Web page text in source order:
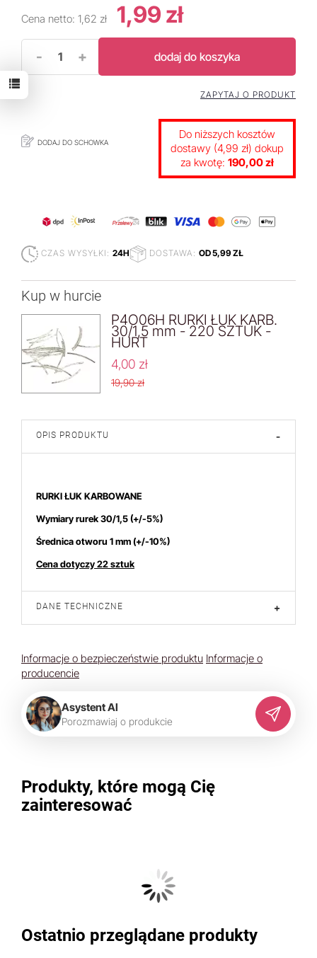
Cena netto: 1,62 zł 1,99 zł
- + dodaj do koszyka
DODAJ DO SCHOWKA
ZAPYTAJ O PRODUKT
Do niższych kosztów
dostawy (4,99 zł) dokup
za kwotę: 190,00 zł
CZAS WYSYŁKI: 24H DOSTAWA: OD 5,99 ZŁ
Kup w hurcie
P4O06H RURKI ŁUK KARB.
30/1,5 mm - 220 SZTUK -
HURT
4,00 zł
19,90 zł
OPIS PRODUKTU -
RURKI ŁUK KARBOWANE
Wymiary rurek 30/1,5(+/-5%)
Średnica otworu 1 mm (+/-10%)
Cena dotyczy 22 sztuk
DANE TECHNICZNE +
Informacje o bezpieczeństwie produktu Informacje o
producencie
Asystent AI
Porozmawiaj o produkcie
Produkty, które mogą Cię
zainteresować
Ostatnio przeglądane produkty